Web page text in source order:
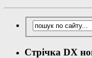
Стрічка DX